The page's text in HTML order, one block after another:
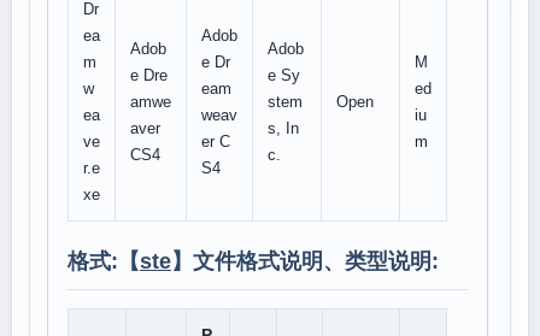
Dr
ea
m
w
ea
ve
r.e
xe
Adob
e Dre
amwe
aver
CS4
Adob
e Dr
eam
weav
er C
S4
Adob
e Sy
stem
s, In
c.
Open
M
ed
iu
m
格式:【ste】文件格式说明、类型说明: